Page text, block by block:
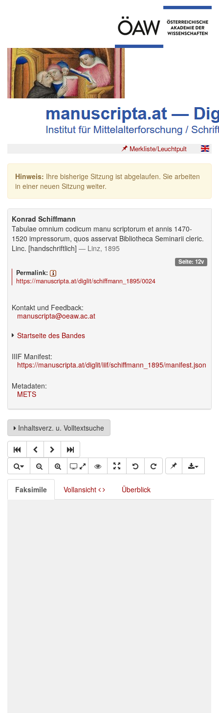
Merkliste/Leuchtpult
Hinweis: Ihre bisherige Sitzung ist abgelaufen. Sie arbeiten
in einer neuen Sitzung weiter.
Konrad Schiffmann
Tabulae omnium codicum manu scriptorum et annis 1470-
1520 impressorum, quos asservat Bibliotheca Seminarii cleric.
Linc. [handschriftlich] — Linz, 1895
Seite: 12v
Permalink:
https://manuscripta.at/diglit/schiffmann_1895/0024
Kontakt und Feedback:
manuscripta@oeaw.ac.at
Startseite des Bandes
IIIF Manifest:
https://manuscripta.at/diglit/iiif/schiffmann_1895/manifest.json
Metadaten:
METS
Inhaltsverz. u. Volltextsuche
Faksimile Vollansicht Überblick